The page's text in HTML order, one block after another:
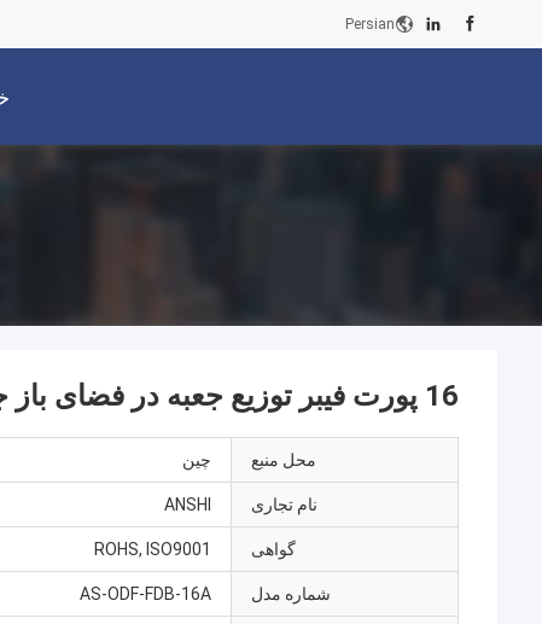
Persian
16 پورت فیبر توزیع جعبه در فضای باز جعبه توزیع نوری
محل منبع چين
نام تجاری ANSHI
گواهی ROHS, ISO9001
شماره مدل AS-ODF-FDB-16A